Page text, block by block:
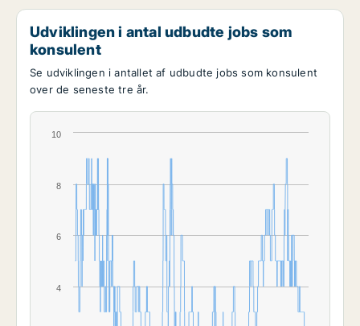
Udviklingen i antal udbudte jobs som
konsulent
Se udviklingen i antallet af udbudte jobs som konsulent
over de seneste tre år.
4
6
8
10